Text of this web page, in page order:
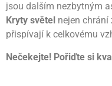
jsou dalším nezbytným
Kryty světel nejen chrání
přispívají k celkovému
Nečekejte! Pořiďte si